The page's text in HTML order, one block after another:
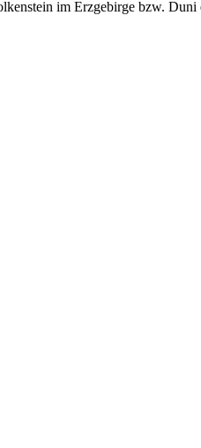
im Erzgebirge bzw.